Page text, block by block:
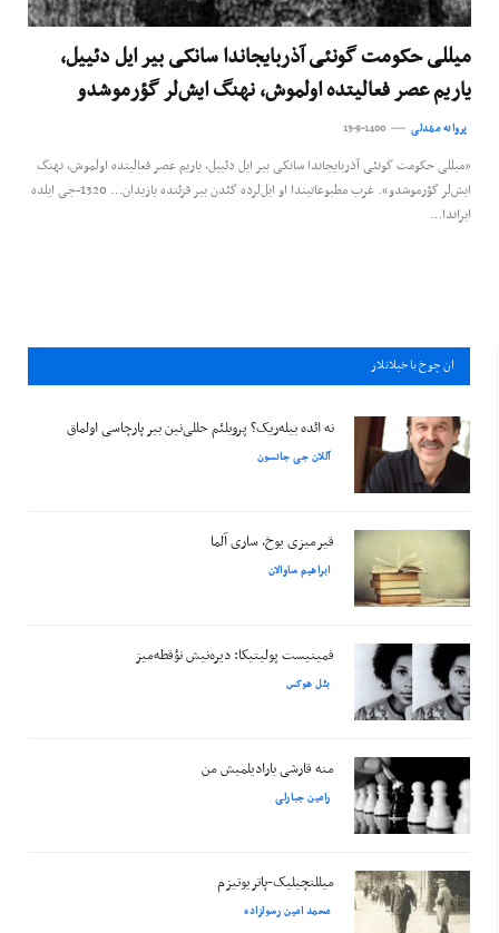
میللی حکومت گونئی آذربایجاندا سانکی بیر ایل دئییل،
یاریم عصر فعالیتده اولموش، نهنگ ایش‌لر گؤرموشدو
پروانه ممّدلی 13-9-1400
«میللی حکومت گونئی آذربایجاندا سانکی بیر ایل دئییل، یاریم عصر فعالیتده اولموش، نهنگ
ایش‌لر گؤرموشدو». غرب مطبوعاتیندا او ایل‌لرده گئدن بیر قزئتده یازیدان… 1320-جی ایلده
ایراندا…
ان چوخ باخيلانلار
نه ائده بیله‌ریک؟ پروبلئم حللی‌نین بیر پارچاسی اولماق
آللان جی جانسون
قیرمیزی یوخ، ساری آلما
ابراهیم ساوالان
فمینیست پولیتیکا: دیره‌نیش نؤقطه‌میز
بئل هوکس
منه قارشی یارادیلمیش من
رامین جبارلی
میللتچیلیک-پاتریوتیزم
محمد امین رسولزاده